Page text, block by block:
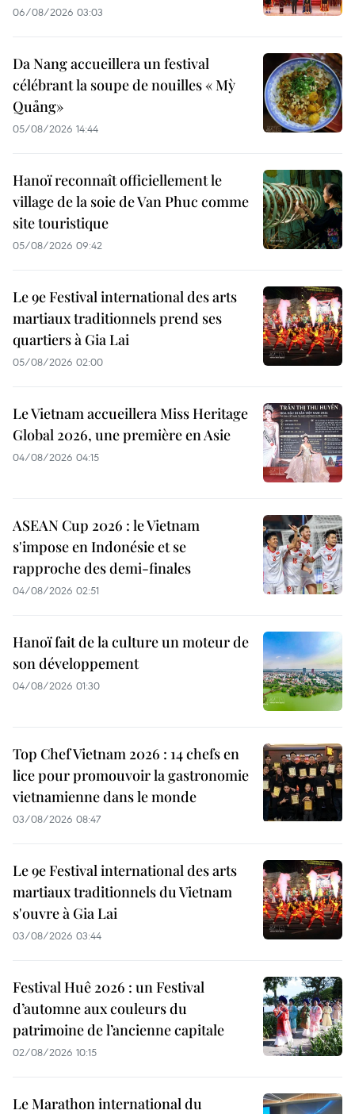
06/08/2026 03:03
Da Nang accueillera un festival
célébrant la soupe de nouilles « Mỳ
Quảng»
05/08/2026 14:44
Hanoï reconnaît officiellement le
village de la soie de Van Phuc comme
site touristique
05/08/2026 09:42
Le 9e Festival international des arts
martiaux traditionnels prend ses
quartiers à Gia Lai
05/08/2026 02:00
Le Vietnam accueillera Miss Heritage
Global 2026, une première en Asie
04/08/2026 04:15
ASEAN Cup 2026 : le Vietnam
s'impose en Indonésie et se
rapproche des demi-finales
04/08/2026 02:51
Hanoï fait de la culture un moteur de
son développement
04/08/2026 01:30
Top Chef Vietnam 2026 : 14 chefs en
lice pour promouvoir la gastronomie
vietnamienne dans le monde
03/08/2026 08:47
Le 9e Festival international des arts
martiaux traditionnels du Vietnam
s'ouvre à Gia Lai
03/08/2026 03:44
Festival Huê 2026 : un Festival
d’automne aux couleurs du
patrimoine de l’ancienne capitale
02/08/2026 10:15
Le Marathon international du